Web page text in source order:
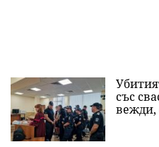
със
вежди,